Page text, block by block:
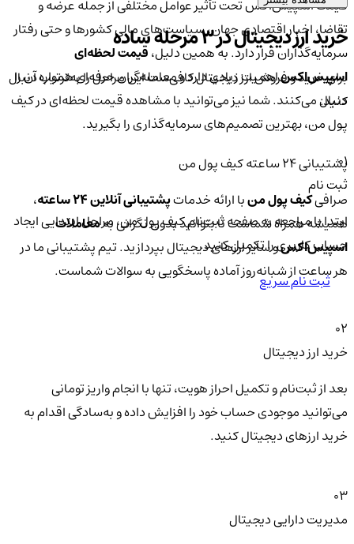
قیمت اسپیس‌اکس تحت تأثیر عوامل مختلفی از جمله عرضه و
تقاضا، اخبار اقتصادی جهان، سیاست‌های مالی کشورها و حتی رفتار
سرمایه‌گذاران قرار دارد. به همین دلیل،قیمت لحظه‌ای
اسپیس‌اکساهمیت زیادی دارد و معامله‌گران حرفه‌ای همواره آن را
دنبال می‌کنند. شما نیز می‌توانید با مشاهده قیمت لحظه‌ای در کیف
پول من، بهترین تصمیم‌های سرمایه‌گذاری را بگیرید.
پشتیبانی ۲۴ ساعته کیف پول من
صرافیکیف پول منبا ارائه خدماتپشتیبانی آنلاین ۲۴ ساعته
،
همیشه همراه شماست تا بتوانید بدون نگرانی بهمعاملات
اسپیس‌اکسو سایر ارزهای دیجیتال بپردازید. تیم پشتیبانی ما در
هر ساعت از شبانه‌روز آماده پاسخگویی به سوالات شماست.
خرید ارز دیجیتال در 3 مرحله ساده
برای خرید و فروش ارز دیجیتال کافی‌ست این مراحل را به‌ترتیب دنبال
کنید:
01
ثبت نام
ابتدا با مراجعه به صفحه ثبت‌نام کیف‌ پول من، مراحل ابتدایی ایجاد
حساب کاربری را تکمیل کنید.
ثبت نام سریع
02
خرید ارز دیجیتال
بعد از ثبت‌نام و تکمیل احراز هویت، تنها با انجام واریز تومانی
می‌توانید موجودی حساب خود را افزایش داده و به‌سادگی اقدام به
خرید ارزهای دیجیتال کنید.
03
مدیریت دارایی دیجیتال